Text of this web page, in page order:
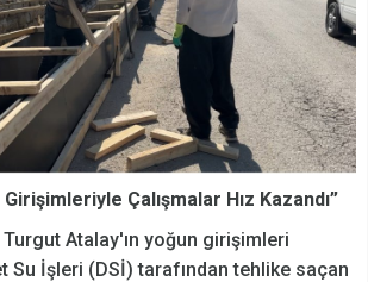
Çalışmalar Hız Kazandı”
Turgut Atalay'ın yoğun girişimleri
Su İşleri (DSİ) tarafından tehlike saçan